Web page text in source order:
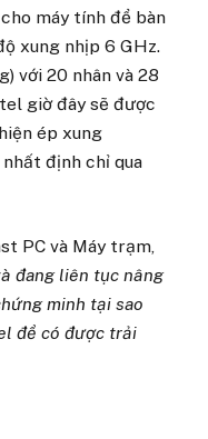
máy tính để bàn
xung nhịp 6 GHz.
với 20 nhân và 28
giờ đây sẽ được
ép xung
định chỉ qua
PC và Máy trạm,
đang liên tục nâng
minh tại sao
để có được trải